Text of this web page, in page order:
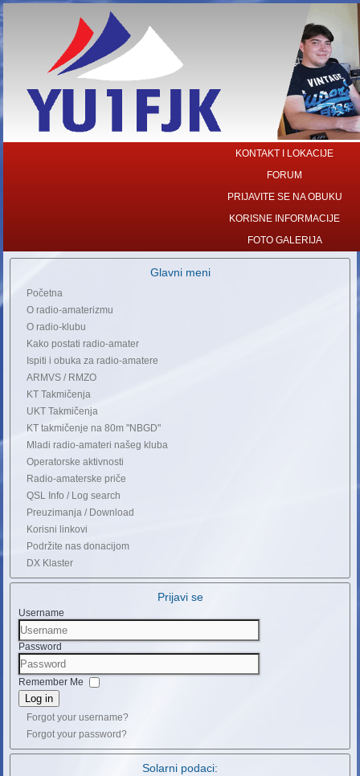
KONTAKT I LOKACIJE
FORUM
PRIJAVITE SE NA OBUKU
KORISNE INFORMACIJE
FOTO GALERIJA
Glavni meni
Početna
O radio-amaterizmu
O radio-klubu
Kako postati radio-amater
Ispiti i obuka za radio-amatere
ARMVS / RMZO
KT Takmičenja
UKT Takmičenja
KT takmičenje na 80m "NBGD"
Mladi radio-amateri našeg kluba
Operatorske aktivnosti
Radio-amaterske priče
QSL Info / Log search
Preuzimanja / Download
Korisni linkovi
Podržite nas donacijom
DX Klaster
Prijavi se
Username
Password
Remember Me
Log in
Forgot your username?
Forgot your password?
Solarni podaci: